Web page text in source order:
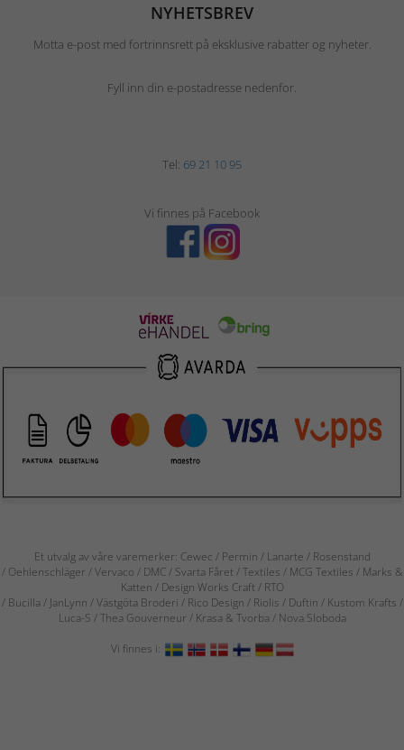
NYHETSBREV
Motta e-post med fortrinnsrett på eksklusive rabatter og nyheter.
Fyll inn din e-postadresse nedenfor.
Tel: 69 21 10 95
Vi finnes på Facebook
Et utvalg av våre varemerker: Cewec / Permin / Lanarte / Rosenstand
/ Oehlenschläger / Vervaco / DMC / Svarta Fåret / Textiles / MCG Textiles / Marks &
Katten / Design Works Craft / RTO
/ Bucilla / JanLynn / Västgöta Broderi / Rico Design / Riolis / Duftin / Kustom Krafts /
Luca-S / Thea Gouverneur / Krasa & Tvorba / Nova Sloboda
Vi finnes i: